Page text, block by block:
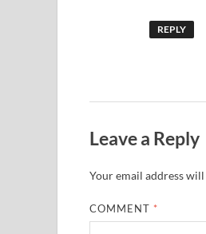
REPLY
Leave a Reply
Your email address
COMMENT *